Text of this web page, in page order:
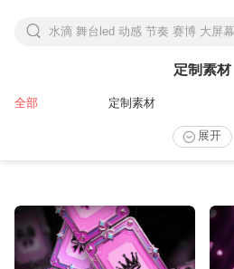
水滴 舞台led 动感 节奏 赛博 大屏
定制素材
全部 定制素材
展开